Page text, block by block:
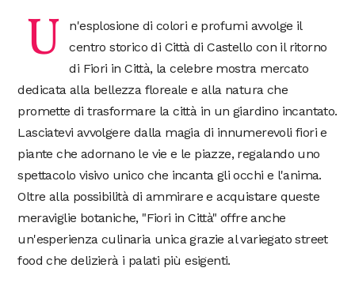
U
n'esplosione di colori e profumi avvolge il
centro storico di Città di Castello con il ritorno
di Fiori in Città, la celebre mostra mercato
dedicata alla bellezza floreale e alla natura che
promette di trasformare la città in un giardino incantato.
Lasciatevi avvolgere dalla magia di innumerevoli fiori e
piante che adornano le vie e le piazze, regalando uno
spettacolo visivo unico che incanta gli occhi e l'anima.
Oltre alla possibilità di ammirare e acquistare queste
meraviglie botaniche, "Fiori in Città" offre anche
un'esperienza culinaria unica grazie al variegato street
food che delizierà i palati più esigenti.